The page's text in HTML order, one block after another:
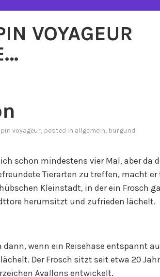
VOYAGEUR
voyageur, posted in allgemein, burgund
schon mindestens vier Mal, aber da
Tierarten zu treffen, macht
Kleinstadt, in der ein Frosch
herumsitzt und zufrieden lächelt.
dann, wenn ein Reisehase entspannt
Der Frosch sitzt seit etwa 20
Avallons entwickelt.